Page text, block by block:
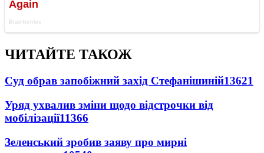
ЧИТАЙТЕ ТАКОЖ
Суд обрав запобіжний захід Стефанішиній13621
Уряд ухвалив зміни щодо відстрочки від
мобілізації11366
Зеленський зробив заяву про мирні